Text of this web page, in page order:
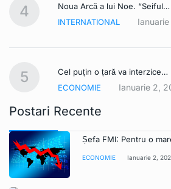
4
Noua Arcă a lui Noe. “Seiful…
INTERNATIONAL
5
Cel puțin o țară va interzice…
ECONOMIE
Ianuarie 2,
Postari Recente
Șefa FMI: Pentru o
ECONOMIE Ianuarie 2,